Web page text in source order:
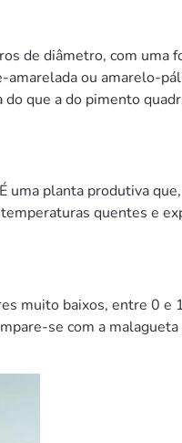
de diâmetro, com uma
ou amarelo-
do que a do pimento
planta produtiva
quentes e
muito baixos, entre 0 e
se com a